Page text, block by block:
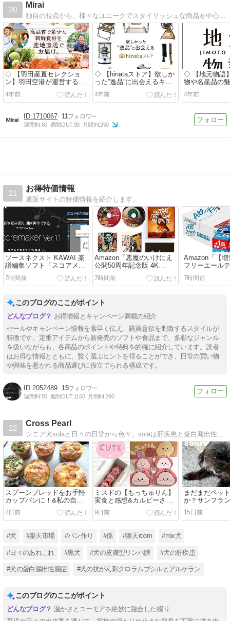
20
Mirai
独自の視点から、様々なユニークでスタイリッシュな商品を中心に、良いお店の素敵な商品をご紹介しています！愛され続ける アフレンドショップへ！
◇ 【羽田産直セレクショ
ン】羽田空港が運営する産
地直送通販
4年前
◇ 【hinataストア】欲しか
った”逸品”に出会えるキャ
ンプ用品のセレクトショッ
プ
4年前
◇ 【地元物語
物や名産品の
ともにお届け！
4年前
1710067 11
週間IN:60 週間OUT:90 月間IN:250
21
お得特価情報
通販サイトの特価情報を紹介します。
ソースネクスト KAWAI 楽
譜編集ソフト「スコアメー
カー Ver.11」60%OFF税込
50,600⇒19,800円！8/21ま
7時間前
Amazon「悪魔のいけにえ
公開50周年記念版 4K
ULTRA HD＋Blu-ray [Blu-
ray] デジタルリマスター」
7時間前
Amazon「【
フリーエール
350ml 24本+4
ゼロ」
7時間前
このブログのここがポイント
お得情報とキャンペーン満載の紹介
セールやキャンペーン情報を素早く伝え、購買意欲を刺激するスタイルが
特徴です。定番アイテムから新発売のソフトや食品まで、多彩なジャンル
を扱いながらも、各商品のポイントや特典を的確に紹介しています。読者
はお得な情報とともに、賢く選ぶヒントを得ることができ、日常の買い物
や興味を惹かれる商品選びに役立てられる構成です。
2052489 15
週間IN:50 週間OUT:1160 月間IN:290
22
Cross Pearl
スプーンブレッドをお手軽
カップパンに！&私の自家
製ガーリックパセリバター
2日前
ミスドの【もっちゅりん】
実食と感想&カルビーさん
の白黒パッケージが田舎に
もやってきたよ！
9日前
まだまだペッ
か？サンフラ
救助された犬
のドッグスク
15日前
#犬 #楽天市場 #パン作り #孫 #楽天room #mix犬
#日々のあれこれ #黒犬 #犬の皮膚型リンパ腫 #犬の肝疾患
#犬の蛋白漏出性腸症 #犬の抗がん剤クロラムブシルとアルケラン
このブログのここがポイント
温かさとユーモアを絶妙に融合した綴り